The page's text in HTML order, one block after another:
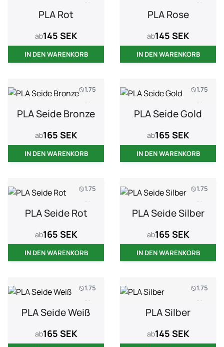
1 kg
PLA Rot
ab145 SEK
IN DEN WARENKORB
1 kg
PLA Rose
ab145 SEK
IN DEN WARENKORB
1.75
1 kg
PLA Seide Bronze
ab165 SEK
IN DEN WARENKORB
1.75
1 kg
PLA Seide Gold
ab165 SEK
IN DEN WARENKORB
1.75
1 kg
PLA Seide Rot
ab165 SEK
IN DEN WARENKORB
1.75
1 kg
PLA Seide Silber
ab165 SEK
IN DEN WARENKORB
1.75
1 kg
PLA Seide Weiß
ab165 SEK
1.75
1 kg
PLA Silber
ab145 SEK